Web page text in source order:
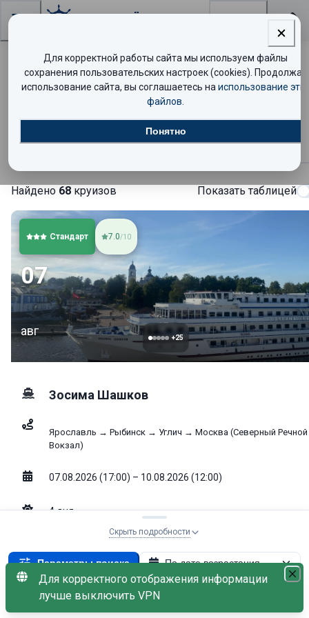
Теплоход «Зосима Шашков» —
расписание круизов и цены
Скрыть подробности
Параметры поиска По дате возрастания
С наличием мест Теплоход: Зосима Шашков
Найдено 68 круизов Показать таблицей
+25
Стандарт 7.0/10
07
авг
Зосима Шашков
Ярославль → Рыбинск → Углич → Москва (Северный Речной
Вокзал)
07.08.2026 (17:00) – 10.08.2026 (12:00)
4дня
от 45 700
Свободно: 44
Для корректной работы сайта мы используем файлы
сохранения пользовательских настроек (cookies). Продолжая
использование сайта, вы соглашаетесь на использование
файлов
Понятно
Для корректного отображения информации
лучше выключить VPN